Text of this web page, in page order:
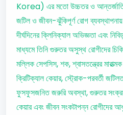
Korea) এর মতো উচ্চতর ও
জটিল ও জীবন-ঝুঁকিপূর্ণ রোগ ব্যবস্থাপনায়
দীর্ঘদিনের ক্লিনিক্যাল অভিজ্ঞতা এবং
মাধ্যমে তিনি গুরুতর অসুস্থ রোগীদের
মল্লিক সেপসিস, শক, শ্বাসতন্ত্রের
ক্রিটিক্যাল কেয়ার, স্ট্রোক-পরবর্তী
ফুসফুসজনিত জরুরি অবস্থা, গুরুতর
কেয়ার এবং জীবন সংকটাপন্ন রোগীদের